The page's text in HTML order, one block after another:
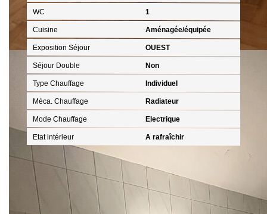
WC 1
Cuisine Aménagée/équipée
Exposition Séjour OUEST
Séjour Double Non
Type Chauffage Individuel
Méca. Chauffage Radiateur
Mode Chauffage Electrique
Etat intérieur A rafraîchir
Autres